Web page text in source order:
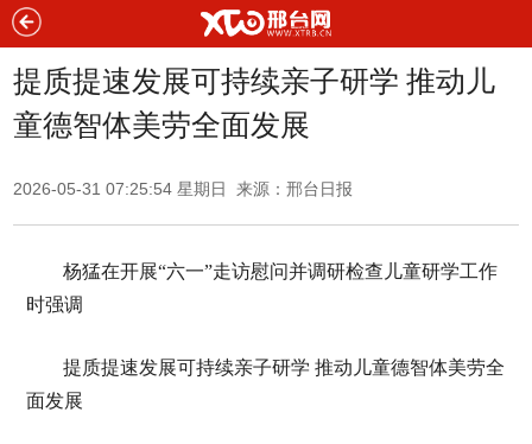
提质提速发展可持续亲子研学 推动儿
童德智体美劳全面发展
2026-05-31 07:25:54 星期日 来源：邢台日报
杨猛在开展“六一”走访慰问并调研检查儿童研学工作
时强调
提质提速发展可持续亲子研学 推动儿童德智体美劳全
面发展